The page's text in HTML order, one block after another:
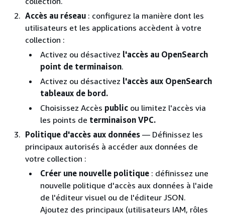
Accès au réseau : configurez la manière dont les
utilisateurs et les applications accèdent à votre
collection :
Activez ou désactivez l'accès au OpenSearch
point de terminaison.
Activez ou désactivez l'accès aux OpenSearch
tableaux de bord.
Choisissez Accès public ou limitez l'accès via
les points de terminaison VPC.
Politique d'accès aux données — Définissez les
principaux autorisés à accéder aux données de
votre collection :
Créer une nouvelle politique : définissez une
nouvelle politique d'accès aux données à l'aide
de l'éditeur visuel ou de l'éditeur JSON.
Ajoutez des principaux (utilisateurs IAM, rôles